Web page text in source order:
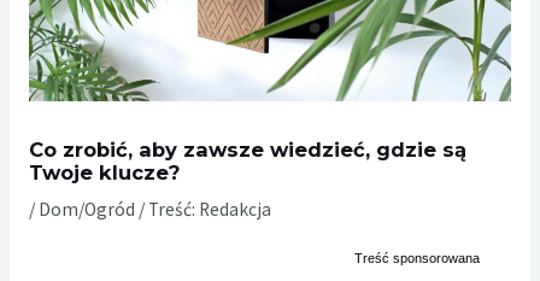
Co zrobić, aby zawsze wiedzieć, gdzie są
Twoje klucze?
/ Dom/Ogród / Treść: Redakcja